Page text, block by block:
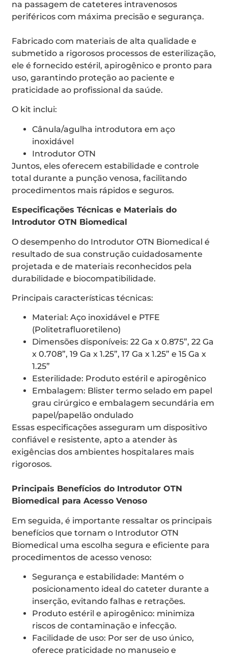
na passagem de cateteres intravenosos
periféricos com máxima precisão e segurança.
Fabricado com materiais de alta qualidade e
submetido a rigorosos processos de esterilização,
ele é fornecido estéril, apirogênico e pronto para
uso, garantindo proteção ao paciente e
praticidade ao profissional da saúde.
O kit inclui:
Cânula/agulha introdutora em aço
inoxidável
Introdutor OTN
Juntos, eles oferecem estabilidade e controle
total durante a punção venosa, facilitando
procedimentos mais rápidos e seguros.
Especificações Técnicas e Materiais do
Introdutor OTN Biomedical
O desempenho do Introdutor OTN Biomedical é
resultado de sua construção cuidadosamente
projetada e de materiais reconhecidos pela
durabilidade e biocompatibilidade.
Principais características técnicas:
Material: Aço inoxidável e PTFE
(Politetrafluoretileno)
Dimensões disponíveis: 22 Ga x 0.875”, 22 Ga
x 0.708”, 19 Ga x 1.25”, 17 Ga x 1.25” e 15 Ga x
1.25”
Esterilidade: Produto estéril e apirogênico
Embalagem: Blister termo selado em papel
grau cirúrgico e embalagem secundária em
papel/papelão ondulado
Essas especificações asseguram um dispositivo
confiável e resistente, apto a atender às
exigências dos ambientes hospitalares mais
rigorosos.
Principais Benefícios do Introdutor OTN
Biomedical para Acesso Venoso
Em seguida, é importante ressaltar os principais
benefícios que tornam o Introdutor OTN
Biomedical uma escolha segura e eficiente para
procedimentos de acesso venoso:
Segurança e estabilidade: Mantém o
posicionamento ideal do cateter durante a
inserção, evitando falhas e retrações.
Produto estéril e apirogênico: minimiza
riscos de contaminação e infecção.
Facilidade de uso: Por ser de uso único,
oferece praticidade no manuseio e